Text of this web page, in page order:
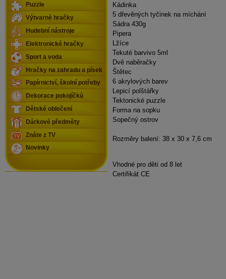
Kádinka
5 dřevěných tyčinek na míchání
Sádra 430g
Pipera
Lžíce
Tekuté barvivo 5ml
Dvě naběračky
Štětec
6 akrylových barev
Lepicí polštářky
Tektonické puzzle
Forma na sopku
Sopečný ostrov
Rozměry balení: 38 x 30 x 7,6 cm
Vhodné pro děti od 8 let
Certifikát CE
Puzzle
Výtvarné hračky
Hudební nástroje
Elektronické hračky
Sport a voda
Hračky na zahradu a písek
Papírnictví, školní potřeby
Dekorace pokojíčků
Dětské oblečení
Dárkové předměty
Znáte z TV
Novinky